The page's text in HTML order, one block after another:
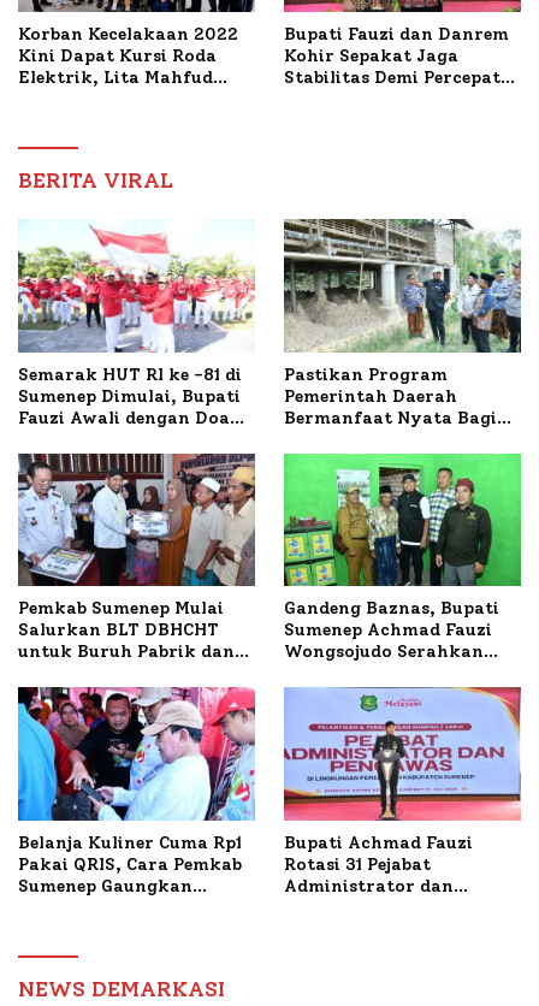
Korban Kecelakaan 2022
Kini Dapat Kursi Roda
Elektrik, Lita Mahfud
Nabil
Bupati Fauzi dan Danrem
Kohir Sepakat Jaga
Stabilitas Demi Percepat
BERITA VIRAL
Semarak HUT RI ke -81 di
Sumenep Dimulai, Bupati
Fauzi Awali dengan Doa
Terbakar
Pastikan Program
Pemerintah Daerah
Bermanfaat Nyata Bagi
Sumenep Tinjau Langsung
Budidaya Lele dan Ayam
Petelur di Desa Bataal
Timur
Pemkab Sumenep Mulai
Salurkan BLT DBHCHT
untuk Buruh Pabrik dan
Gandeng Baznas, Bupati
Sumenep Achmad Fauzi
Wongsojudo Serahkan
Dua Kecamatan
Belanja Kuliner Cuma Rp1
Pakai QRIS, Cara Pemkab
Sumenep Gaungkan
Bupati Achmad Fauzi
Rotasi 31 Pejabat
Administrator dan
NEWS DEMARKASI